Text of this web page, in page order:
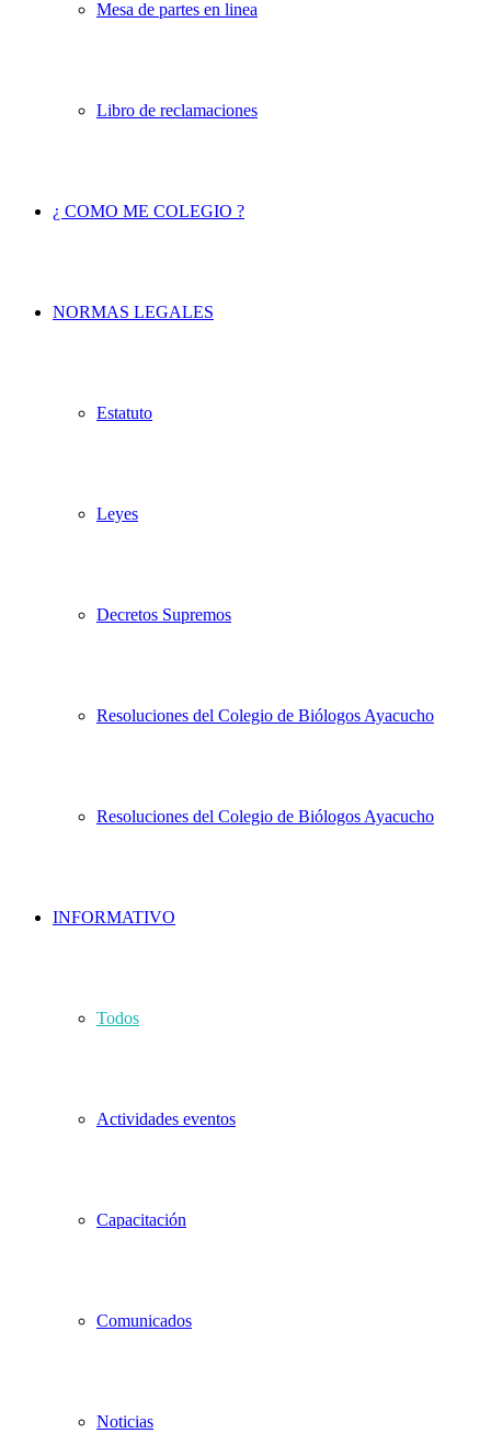
Mesa de partes en linea
Libro de reclamaciones
¿ COMO ME COLEGIO ?
NORMAS LEGALES
Estatuto
Leyes
Decretos Supremos
Resoluciones del Colegio de Biólogos Ayacucho
Resoluciones del Colegio de Biólogos Ayacucho
INFORMATIVO
Todos
Actividades eventos
Capacitación
Comunicados
Noticias